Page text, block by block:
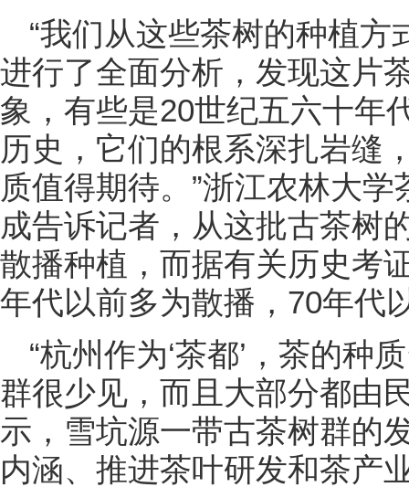
“我们从这些茶树的种植
进行了全面分析，发现这片
象，有些是20世纪五六十年
历史，它们的根系深扎岩缝
质值得期待。”浙江农林大
成告诉记者，从这批古茶树
散播种植，而据有关历史考
年代以前多为散播，70年代
“杭州作为‘茶都’，茶的种
群很少见，而且大部分都由
示，雪坑源一带古茶树群的
内涵、推进茶叶研发和茶产